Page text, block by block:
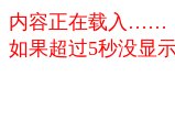
内容正在载入……
如果超过5秒没显